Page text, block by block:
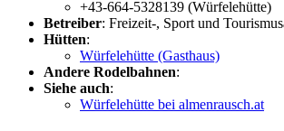
+43-664-5328139 (Würfelehütte)
Betreiber: Freizeit-, Sport und
Hütten:
Würfelehütte (Gasthaus)
Andere Rodelbahnen:
Siehe auch:
Würfelehütte bei almenrausch.at